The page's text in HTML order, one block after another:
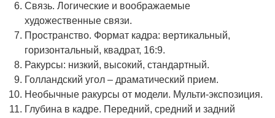
Связь. Логические и воображаемые
художественные связи.
Пространство. Формат кадра: вертикальный,
горизонтальный, квадрат, 16:9.
Ракурсы: низкий, высокий, стандартный.
Голландский угол – драматический прием.
Необычные ракурсы от модели. Мульти-экспозиция.
Глубина в кадре. Передний, средний и задний